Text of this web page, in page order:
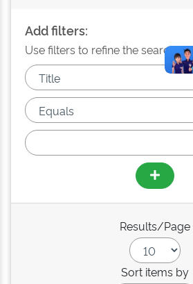
Add filters:
Use filters to refine the search
Results/Page
Sort items by